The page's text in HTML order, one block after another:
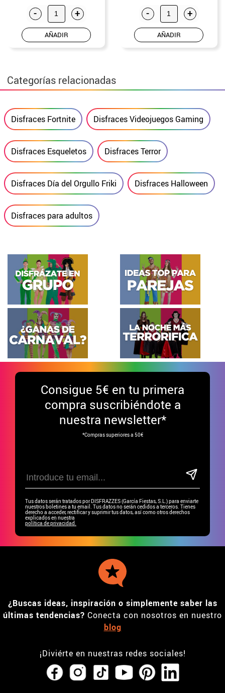
- +
AÑADIR
- +
AÑADIR
Categorías relacionadas
Disfraces Fortnite Disfraces Videojuegos Gaming
Disfraces Esqueletos Disfraces Terror
Disfraces Día del Orgullo Friki Disfraces Halloween
Disfraces para adultos
Consigue 5€ en tu primera
compra suscribiéndote a
nuestra newsletter*
*Compras superiores a 50€
Tus datos serán tratados por DISFRAZZES (García Fiestas, S.L.) para enviarte
nuestros boletines a tu email. Tus datos no serán cedidos a terceros. Tienes
derecho a acceder, rectificar y suprimir tus datos, así como otros derechos
explicados en nuestra
política de privacidad.
¿Buscas ideas, inspiración o simplemente saber las
últimas tendencias? Conecta con nosotros en nuestro
blog
¡Diviérte en nuestras redes sociales!